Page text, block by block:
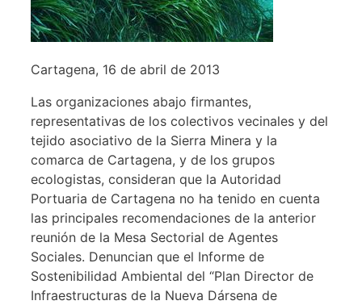
Cartagena, 16 de abril de 2013
Las organizaciones abajo firmantes,
representativas de los colectivos vecinales y del
tejido asociativo de la Sierra Minera y la
comarca de Cartagena, y de los grupos
ecologistas, consideran que la Autoridad
Portuaria de Cartagena no ha tenido en cuenta
las principales recomendaciones de la anterior
reunión de la Mesa Sectorial de Agentes
Sociales. Denuncian que el Informe de
Sostenibilidad Ambiental del “Plan Director de
Infraestructuras de la Nueva Dársena de